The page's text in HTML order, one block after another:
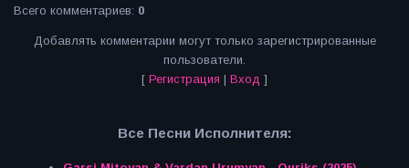
Всего комментариев: 0
Добавлять комментарии могут только зарегистрированные
пользователи.
[ Регистрация | Вход ]
Все Песни Исполнителя: